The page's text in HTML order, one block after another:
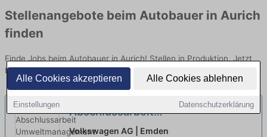
Alle Cookies akzeptieren Alle Cookies ablehnen
Einstellungen Datenschutzerklärung
Stellenangebote beim Autobauer in Aurich
finden
Finde Jobs beim Autobauer in Aurich! Stellen in Produktion. Jetzt
bewerben!
Abschlussarbeit
Umweltmanagement (w/m/d)
Volkswagen AG | Emden